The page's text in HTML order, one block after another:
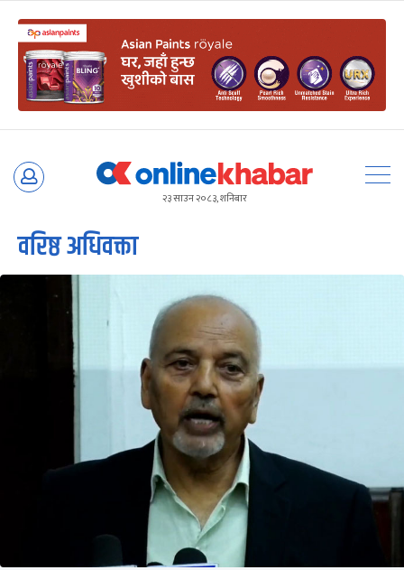
Skip
२३ साउन २०८३, शनिबार
वरिष्ठ अधिवक्ता